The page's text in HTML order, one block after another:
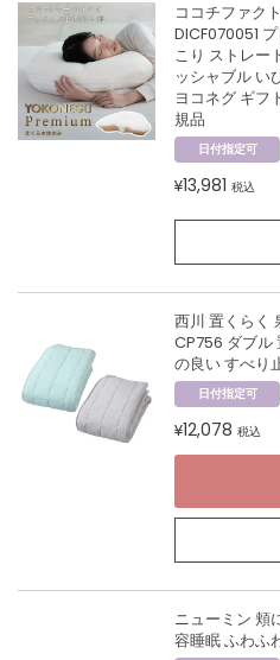
ココチファク
DICF070051
こり ストレー
ッシャブル い
ヨコネグ ギ
規品
日付指定可
¥13,981 税込
西川 置くらく
CP756 ダブル
の良い すべり
日付指定可
¥12,078 税込
ニューミン 頬
容睡眠 ふわふ